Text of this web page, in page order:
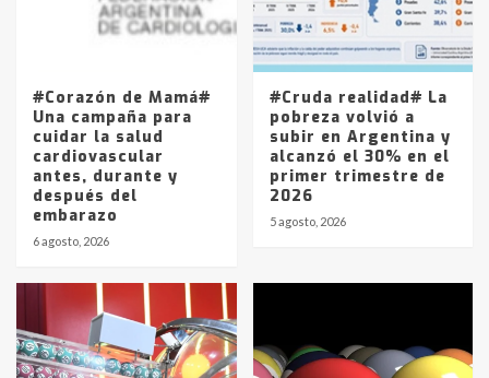
Los precios de los combustibles en
La Pampa, desde YPF hasta Axion
entre 857 a 1338 pesos
#Corazón de Mamá#
Una campaña para
cuidar la salud
cardiovascular
antes, durante y
después del
embarazo
6 agosto, 2026
#Cruda realidad# La
pobreza volvió a
subir en Argentina y
alcanzó el 30% en el
primer trimestre de
2026
5 agosto, 2026